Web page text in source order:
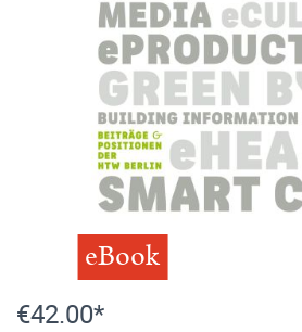
eBook
€42.00*